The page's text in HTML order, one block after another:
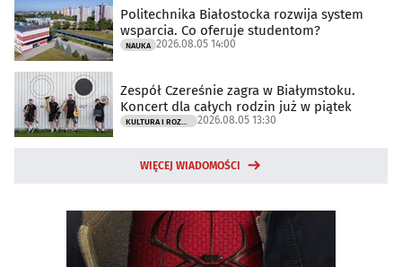
Politechnika Białostocka rozwija system
wsparcia. Co oferuje studentom?
NAUKA 2026.08.05 14:00
Zespół Czereśnie zagra w Białymstoku.
Koncert dla całych rodzin już w piątek
2026.08.05 13:30
WIĘCEJ WIADOMOŚCI